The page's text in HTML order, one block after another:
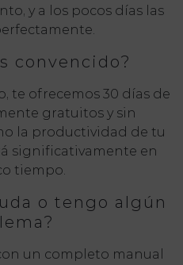
y a los pocos días las
convencido?
te ofrecemos 30 días de
gratuitos y sin
la productividad de tu
significativamente en
tiempo.
o tengo algún
un completo manual